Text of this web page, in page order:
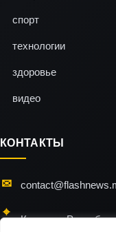
спорт
технологии
здоровье
видео
КОНТАКТЫ
Кишинэу,